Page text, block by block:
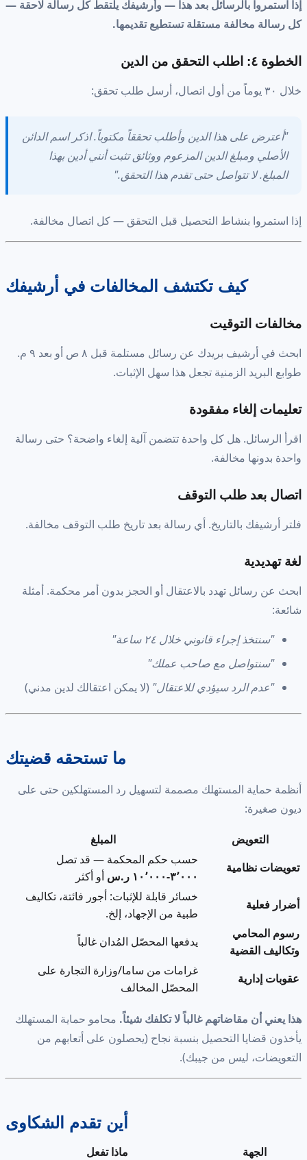
إذا استمروا بالرسائل بعد هذا — وأرشيفك يلتقط كل رسالة لاحقة —
كل رسالة مخالفة مستقلة تستطيع تقديمها.
الخطوة ٤: اطلب التحقق من الدين
خلال ٣٠ يوماً من أول اتصال، أرسل طلب تحقق:
"أعترض على هذا الدين وأطلب تحققاً مكتوباً. اذكر اسم الدائن
الأصلي ومبلغ الدين المزعوم ووثائق تثبت أنني أدين بهذا
المبلغ. لا تتواصل حتى تقدم هذا التحقق."
إذا استمروا بنشاط التحصيل قبل التحقق — كل اتصال مخالفة.
كيف تكتشف المخالفات في أرشيفك
مخالفات التوقيت
ابحث في أرشيف بريدك عن رسائل مستلمة قبل ٨ ص أو بعد ٩ م.
طوابع البريد الزمنية تجعل هذا سهل الإثبات.
تعليمات إلغاء مفقودة
اقرأ الرسائل. هل كل واحدة تتضمن آلية إلغاء واضحة؟ حتى رسالة
واحدة بدونها مخالفة.
اتصال بعد طلب التوقف
فلتر أرشيفك بالتاريخ. أي رسالة بعد تاريخ طلب التوقف مخالفة.
لغة تهديدية
ابحث عن رسائل تهدد بالاعتقال أو الحجز بدون أمر محكمة. أمثلة
شائعة:
"سنتخذ إجراء قانوني خلال ٢٤ ساعة"
"سنتواصل مع صاحب عملك"
"عدم الرد سيؤدي للاعتقال" (لا يمكن اعتقالك لدين مدني)
ما تستحقه قضيتك
أنظمة حماية المستهلك مصممة لتسهيل رد المستهلكين حتى على
ديون صغيرة:
التعويض
المبلغ
تعويضات نظامية
حسب حكم المحكمة — قد تصل
٣٬٠٠٠-١٠٬٠٠٠ ر.س
أو أكثر
أضرار فعلية
خسائر قابلة للإثبات: أجور فائتة، تكاليف
طبية من الإجهاد، إلخ.
رسوم المحامي
وتكاليف القضية
يدفعها المحصّل المُدان غالباً
عقوبات إدارية
غرامات من ساما/وزارة التجارة على
المحصّل المخالف
هذا يعني أن مقاضاتهم غالباً لا تكلفك شيئاً. محامو حماية المستهلك
يأخذون قضايا التحصيل بنسبة نجاح (يحصلون على أتعابهم من
التعويضات، ليس من جيبك).
أين تقدم الشكاوى
الجهة
ماذا تفعل